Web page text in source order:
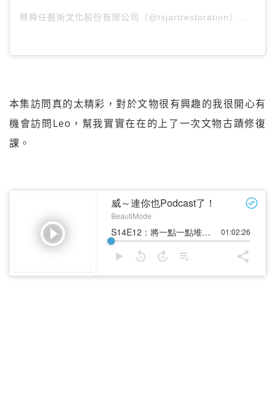
本集訪問真的太精彩，對於文物很有興趣的我很開心有
機會訪問Leo，幫我實實在在的上了一次文物古蹟修復
課。